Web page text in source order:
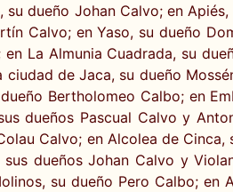
dueño Johan Calvo; en
Calvo; en Yaso, su dueño
La Almunia Cuadrada, su
de Jaca, su dueño
Bertholomeo Calbo; en
dueños Pascual Calvo y
Calvo; en Alcolea de
dueños Johan Calvo y
su dueño Pero Calbo;